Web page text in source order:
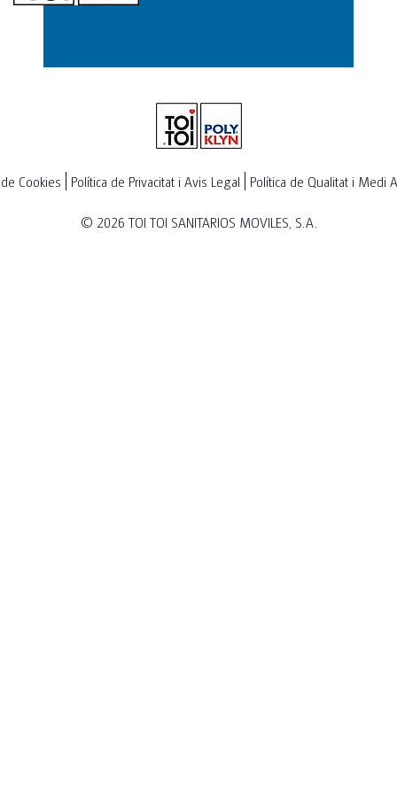
© 2026 TOI TOI SANITARIOS MOVILES, S.A.
Cookies Política de Privacitat i Avis Legal Política de Qualitat i Medi